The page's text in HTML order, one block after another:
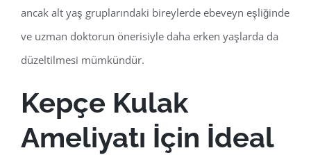
ancak alt yaş gruplarındaki bireylerde ebeveyn eşliğinde
ve uzman doktorun önerisiyle daha erken yaşlarda da
düzeltilmesi mümkündür.
Kepçe Kulak
Ameliyatı İçin İdeal